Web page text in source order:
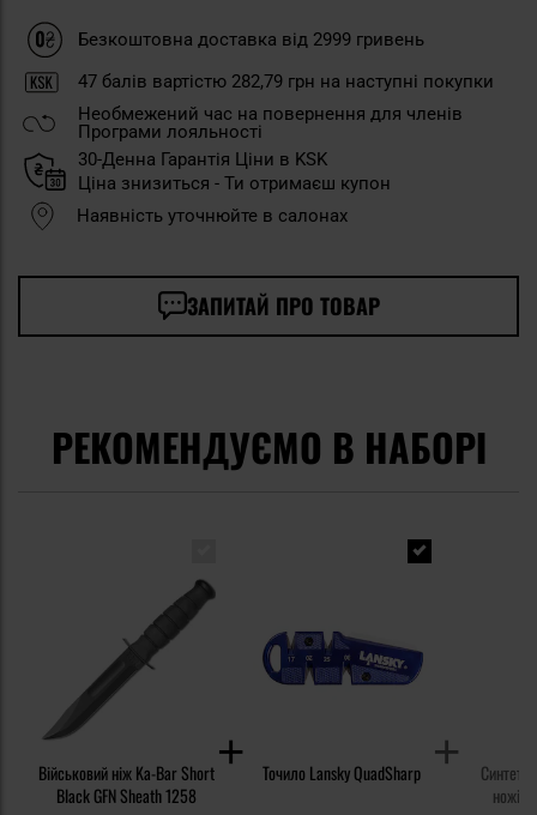
Безкоштовна доставка від 2999 гривень
47 балів вартістю 282,79 грн на наступні покупки
Необмежений час на повернення для членів
Програми лояльності
30-Денна Гарантія Ціни в KSK
Ціна знизиться - Ти отримаєш купон
Наявність уточнюйте в салонах
ЗАПИТАЙ ПРО ТОВАР
РЕКОМЕНДУЄМО В НАБОРІ
Військовий ніж Ka-Bar Short
Black GFN Sheath 1258
Точило Lansky QuadSharp
ножів